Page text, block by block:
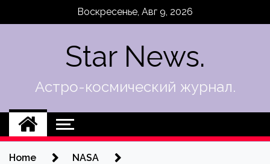
Воскресенье, Авг 9, 2026
Star News.
Астро-космический журнал.
Home
NASA